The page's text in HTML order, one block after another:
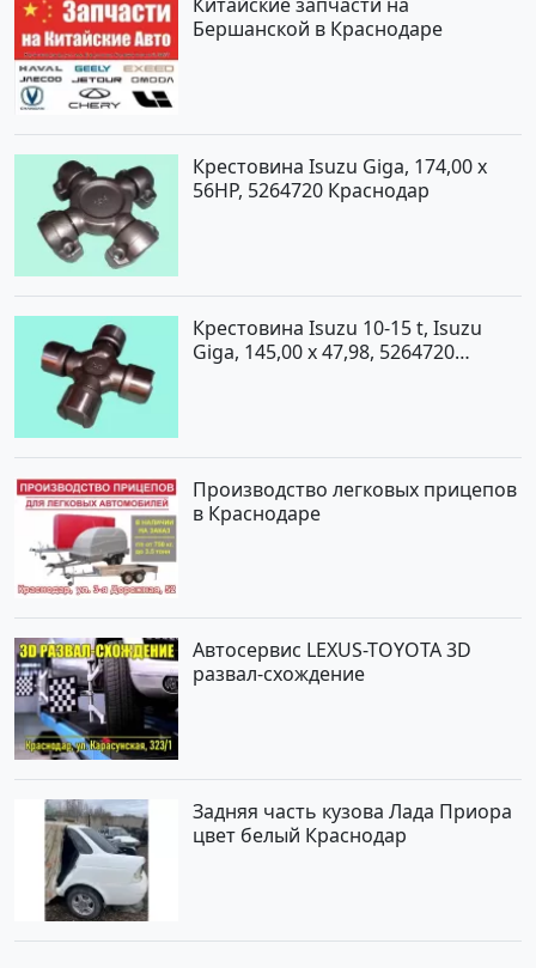
Китайские запчасти на
Бершанской в Краснодаре
Крестовина Isuzu Giga, 174,00 x
56HP, 5264720 Краснодар
Крестовина Isuzu 10-15 t, Isuzu
Giga, 145,00 x 47,98, 5264720
Производство легковых прицепов
в Краснодаре
Автосервис LEXUS-TOYOTA 3D
развал-схождение
Задняя часть кузова Лада Приора
цвет белый Краснодар